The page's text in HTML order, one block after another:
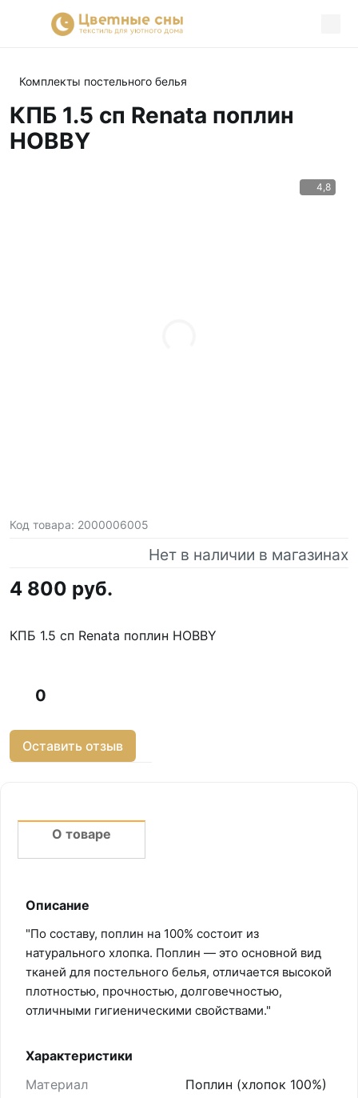
Комплекты постельного белья
КПБ 1.5 сп Renata поплин
HOBBY
4,8
Код товара: 2000006005
Нет в наличии в магазинах
4 800 руб.
КПБ 1.5 сп Renata поплин HOBBY
0
Оставить отзыв
О товаре
Описание
"По составу, поплин на 100% состоит из
натурального хлопка. Поплин — это основной вид
тканей для постельного белья, отличается высокой
плотностью, прочностью, долговечностью,
отличными гигиеническими свойствами."
Характеристики
Материал
Поплин (хлопок 100%)